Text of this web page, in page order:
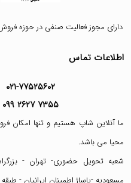
دارای مجوز فعالیت صنفی در حوزه فروش
اطلاعات تماس
۰۲۱-۷۷۵۲۵۶۰۲
۰۹۹ ۲۶۲۷ ۷۳۵۵
ما آنلاین شاپ هستیم و تنها امکان
محیا می باشد.
شعبه تحویل حضوری- تهران -
مسعودیه -پاساژ اطمینان ایرانیان -